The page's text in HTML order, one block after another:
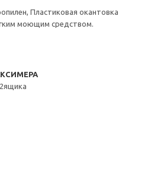
Пластиковая окантовка
моющим средством.